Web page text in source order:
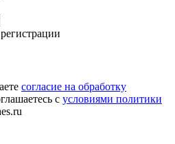
согласие на обработку
с условиями политики